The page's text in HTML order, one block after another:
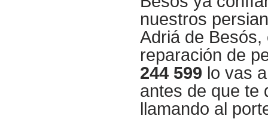
nuestros
Adriá de
reparación de
244 599 lo vas
antes de que te
llamando al